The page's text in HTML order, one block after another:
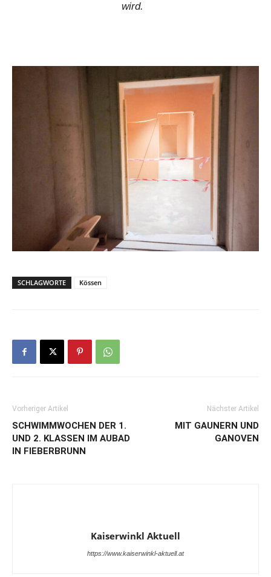
wird.
SCHLAGWORTE Kössen
Vorheriger Artikel
SCHWIMMWOCHEN DER 1.
UND 2. KLASSEN IM AUBAD
IN FIEBERBRUNN
Nächster Artikel
MIT GAUNERN UND
GANOVEN
Kaiserwinkl Aktuell
https://www.kaiserwinkl-aktuell.at